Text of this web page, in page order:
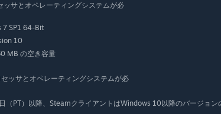
ッサとオペレーティングシステムが必
7 SP1 64-Bit
10
MB の空き容量
ッサとオペレーティングシステムが必
（PT）以降、SteamクライアントはWindows 10以降のバージョン